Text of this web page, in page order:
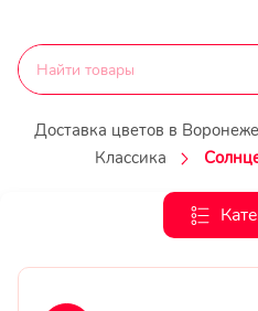
Доставка цветов в Воронеже
Классика
Каталог букетов
Корзины с цветами
Авторские букеты